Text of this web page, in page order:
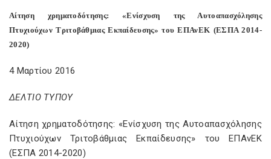
Αίτηση χρηματοδότησης: «Ενίσχυση της Αυτοαπασχόλησης
Πτυχιούχων Τριτοβάθμιας Εκπαίδευσης» του ΕΠΑνΕΚ (ΕΣΠΑ 2014-
2020)
4 Μαρτίου 2016
ΔΕΛΤΙΟ ΤΥΠΟΥ
Αίτηση χρηματοδότησης: «Ενίσχυση της Αυτοαπασχόλησης
Πτυχιούχων Τριτοβάθμιας Εκπαίδευσης» του ΕΠΑνΕΚ
(ΕΣΠΑ 2014-2020)